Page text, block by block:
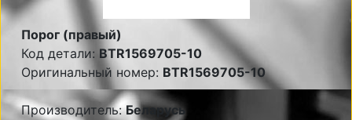
Порог (правый)
Код детали: BTR1569705-10
Оригинальный номер: BTR1569705-10
Производитель:Беларусь